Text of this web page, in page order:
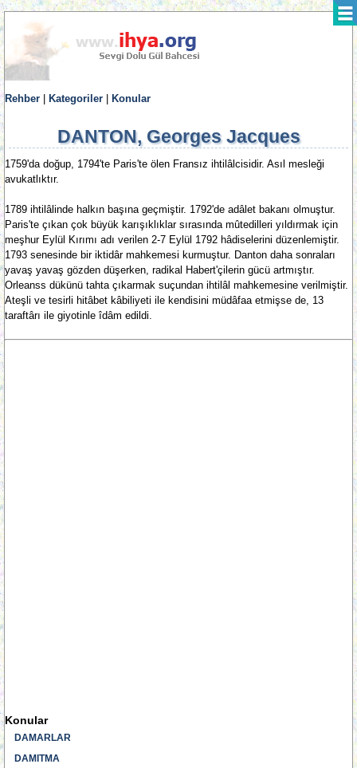
Rehber Kategoriler Konular
DANTON, Georges Jacques
1759'da doğup, 1794'te Paris'te ölen Fransız ihtilâlcisidir. Asıl mesleği
avukatlıktır.
1789 ihtilâlinde halkın başına geçmiştir. 1792'de adâlet bakanı olmuştur.
Paris'te çıkan çok büyük karışıklıklar sırasında mûtedilleri yıldırmak için
meşhur Eylül Kırımı adı verilen 2-7 Eylül 1792 hâdiselerini düzenlemiştir.
1793 senesinde bir iktidâr mahkemesi kurmuştur. Danton daha sonraları
yavaş yavaş gözden düşerken, radikal Habert'çilerin gücü artmıştır.
Orleanss dükünü tahta çıkarmak suçundan ihtilâl mahkemesine verilmiştir.
Ateşli ve tesirli hitâbet kâbiliyeti ile kendisini müdâfaa etmişse de, 13
taraftârı ile giyotinle îdâm edildi.
Konular
DAMARLAR
DAMITMA